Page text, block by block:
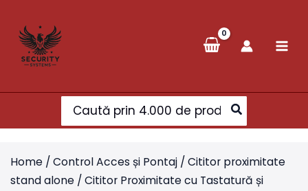
content
Search
for:
Home / Control Acces și Pontaj / Cititor proximitate
stand alone / Cititor Proximitate cu Tastatură și